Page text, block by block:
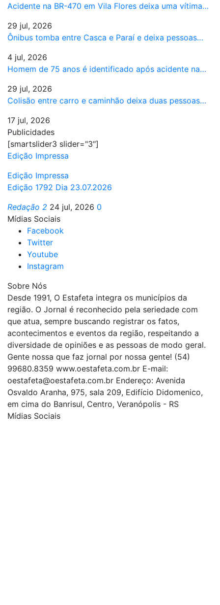
Acidente na BR-470 em Vila Flores deixa uma vítima…
29 jul, 2026
Ônibus tomba entre Casca e Paraí e deixa pessoas…
4 jul, 2026
Homem de 75 anos é identificado após acidente na…
29 jul, 2026
Colisão entre carro e caminhão deixa duas pessoas…
17 jul, 2026
Publicidades
[smartslider3 slider="3"]
Edição Impressa
Edição Impressa
Edição 1792 Dia 23.07.2026
Redação 2 24 jul, 2026 0
Mídias Sociais
Facebook
Twitter
Youtube
Instagram
Sobre Nós
Desde 1991, O Estafeta integra os municípios da
região. O Jornal é reconhecido pela seriedade com
que atua, sempre buscando registrar os fatos,
acontecimentos e eventos da região, respeitando a
diversidade de opiniões e as pessoas de modo geral.
Gente nossa que faz jornal por nossa gente! (54)
99680.8359 www.oestafeta.com.br E-mail:
oestafeta@oestafeta.com.br Endereço: Avenida
Osvaldo Aranha, 975, sala 209, Edifício Didomenico,
em cima do Banrisul, Centro, Veranópolis - RS
Mídias Sociais